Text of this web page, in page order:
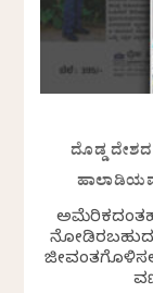
ದೊಡ್ಡ
ಅಮೆರಿಕದಂತಹ